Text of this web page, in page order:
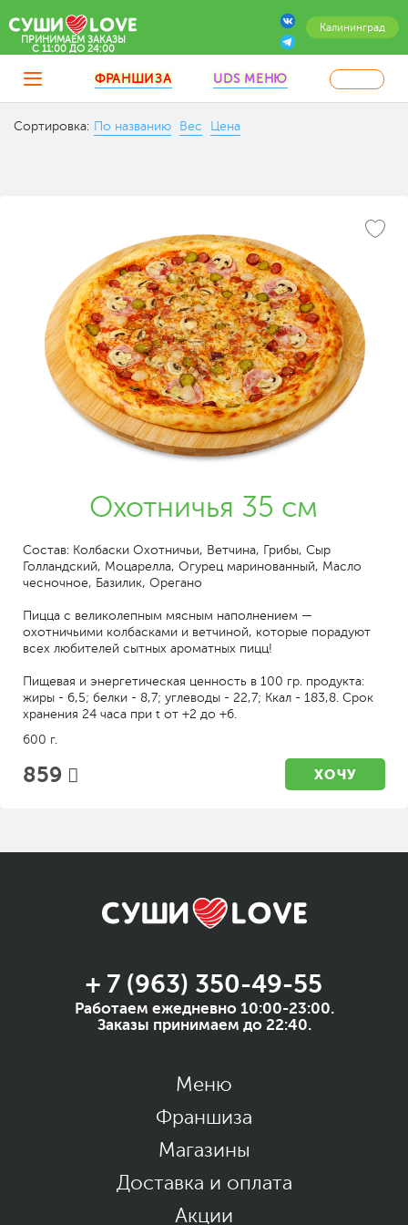
Калининград
ПРИНИМАЕМ ЗАКАЗЫ
C 11:00 ДО 24:00
ФРАНШИЗА UDS МЕНЮ
Сортировка: По названию Вес Цена
Охотничья 35 см
Состав: Колбаски Охотничьи, Ветчина, Грибы, Сыр
Голландский, Моцарелла, Огурец маринованный, Масло
чесночное, Базилик, Орегано
Пицца с великолепным мясным наполнением —
охотничьими колбасками и ветчиной, которые порадуют
всех любителей сытных ароматных пицц!
Пищевая и энергетическая ценность в 100 гр. продукта:
жиры - 6,5; белки - 8,7; углеводы - 22,7; Ккал - 183,8. Срок
хранения 24 часа при t от +2 до +6.
600 г.
859 ХОЧУ
+ 7 (963) 350-49-55
Работаем ежедневно 10:00-23:00.
Заказы принимаем до 22:40.
Меню
Франшиза
Магазины
Доставка и оплата
Акции